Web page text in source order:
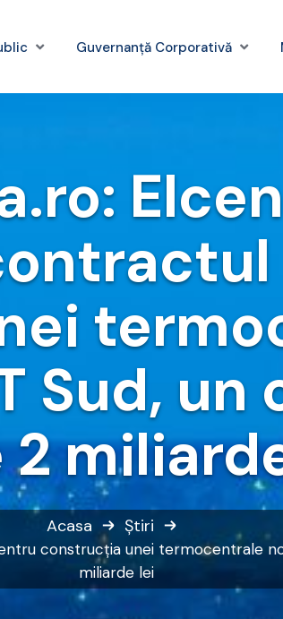
Guvernanță Corporativă
Sud,
Acasa Știri
construcţia unei termocentrale
miliarde lei